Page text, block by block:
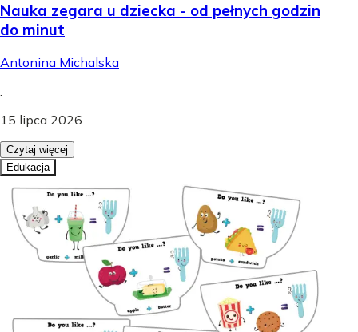
Nauka zegara u dziecka - od pełnych godzin
do minut
Antonina Michalska
.
15 lipca 2026
Czytaj więcej
Edukacja